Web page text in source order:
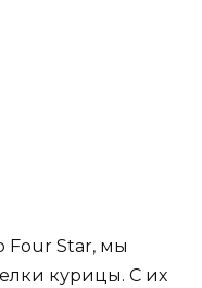
Four Star, мы
курицы. С их